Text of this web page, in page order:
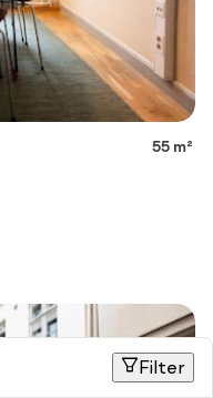
55 m²
Filter